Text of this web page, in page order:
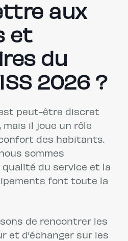
aux
et
du
2026 ?
est peut-être discret
il joue un rôle
des habitants.
sommes
qualité du service et la
font toute la
de rencontrer les
et d’échanger sur les